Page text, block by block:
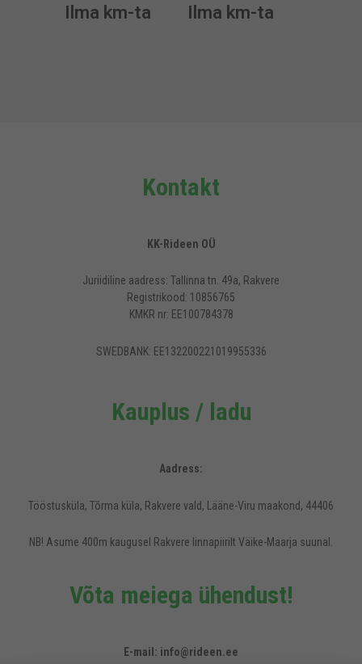
Ilma km-ta Ilma km-ta
Kontakt
KK-Rideen OÜ
Juriidiline aadress: Tallinna tn. 49a, Rakvere
Registrikood: 10856765
KMKR nr: EE100784378
SWEDBANK: EE132200221019955336
Kauplus / ladu
Aadress:
Tööstusküla, Tõrma küla, Rakvere vald, Lääne-Viru maakond, 44406
NB! Asume 400m kaugusel Rakvere linnapiirilt Väike-Maarja suunal.
Võta meiega ühendust!
E-mail: info@rideen.ee